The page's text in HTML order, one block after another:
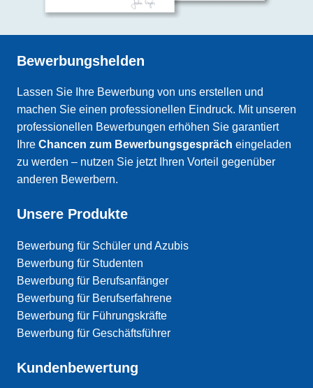
Bewerbungshelden
Lassen Sie Ihre Bewerbung von uns erstellen und
machen Sie einen professionellen Eindruck. Mit unseren
professionellen Bewerbungen erhöhen Sie garantiert
Ihre Chancen zum Bewerbungsgespräch eingeladen
zu werden – nutzen Sie jetzt Ihren Vorteil gegenüber
anderen Bewerbern.
Unsere Produkte
Bewerbung für Schüler und Azubis
Bewerbung für Studenten
Bewerbung für Berufsanfänger
Bewerbung für Berufserfahrene
Bewerbung für Führungskräfte
Bewerbung für Geschäftsführer
Kundenbewertung